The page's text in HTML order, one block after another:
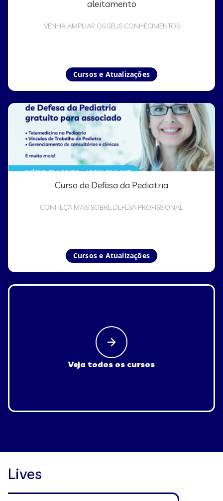
aleitamento
VENHA AMPLIAR OS SEUS CONHECIMENTOS
Cursos e Atualizações
Curso de Defesa da Pediatria
CONHEÇA MAIS SOBRE DEFESA PROFISSIONAL
Cursos e Atualizações
Veja todos os cursos
Lives